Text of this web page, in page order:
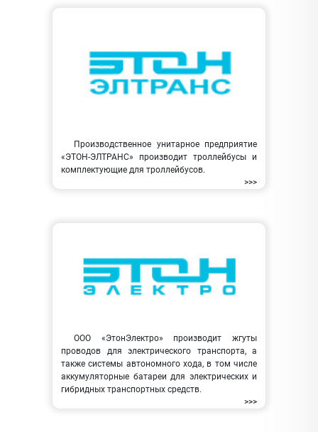
Производственное унитарное предприятие
«ЭТОН-ЭЛТРАНС» производит троллейбусы и
комплектующие для троллейбусов.
>>>
ООО «ЭтонЭлектро» производит жгуты
проводов для электрического транспорта, а
также системы автономного хода, в том числе
аккумуляторные батареи для электрических и
гибридных транспортных средств.
>>>